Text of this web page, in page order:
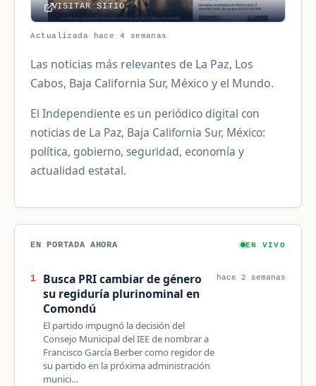
VISITAR SITIO
Actualizada hace 4 semanas
Las noticias más relevantes de La Paz, Los
Cabos, Baja California Sur, México y el Mundo.
El Independiente es un periódico digital con
noticias de La Paz, Baja California Sur, México:
política, gobierno, seguridad, economía y
actualidad estatal.
EN PORTADA AHORA EN VIVO
1
Busca PRI cambiar de género
su regiduría plurinominal en
Comondú
El partido impugnó la decisión del
Consejo Municipal del IEE de nombrar a
Francisco García Berber como regidor de
su partido en la próxima administración
munici…
hace 2 semanas